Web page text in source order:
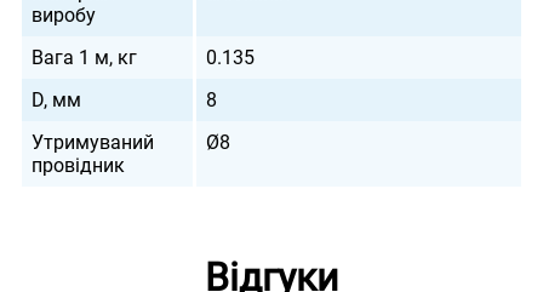
виробу
Вага 1 м, кг
0.135
D, мм
8
Утримуваний
провідник
Ø8
Відгуки